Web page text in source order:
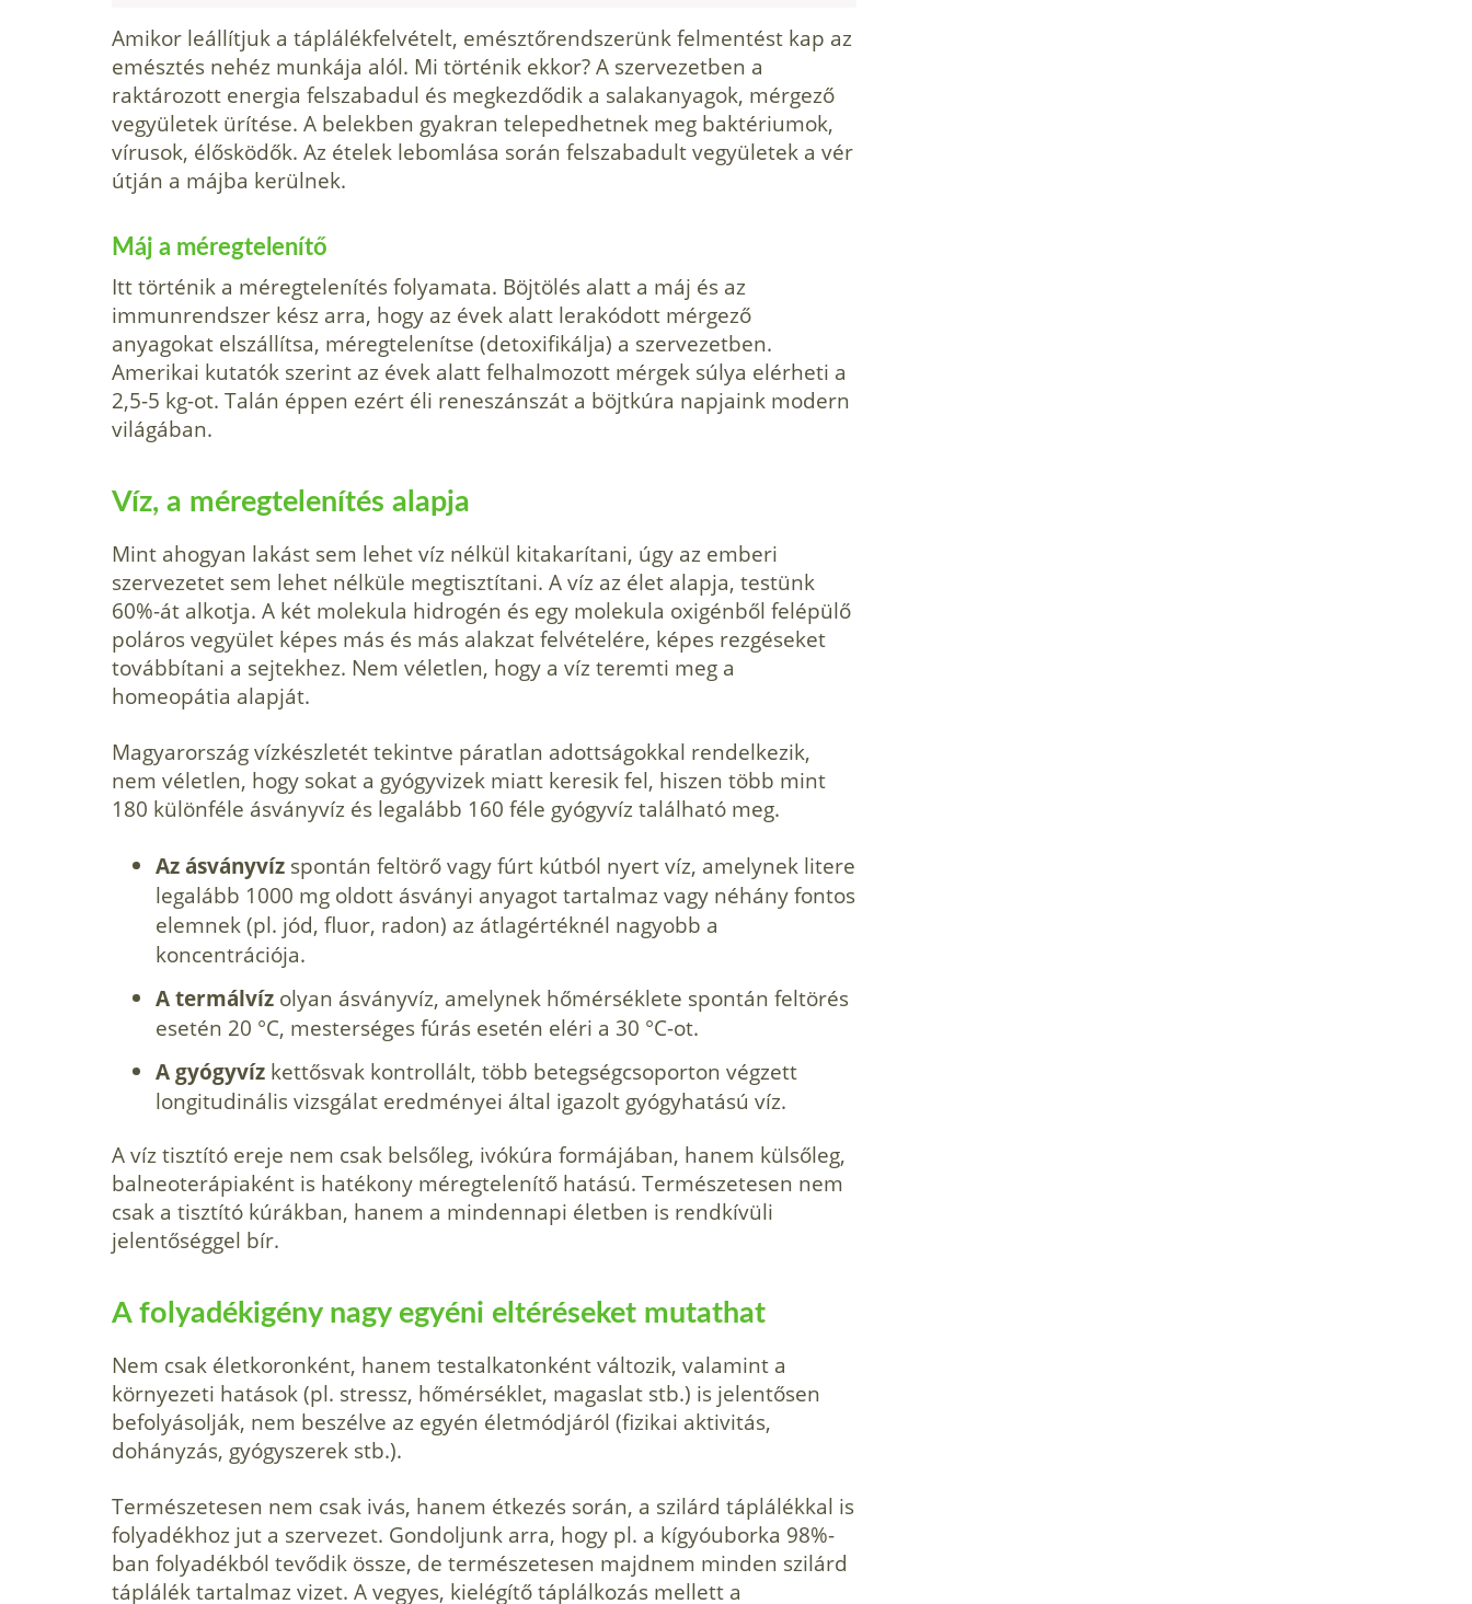
Amikor leállítjuk a táplálékfelvételt, emésztőrendszerünk felmentést kap az
emésztés nehéz munkája alól. Mi történik ekkor? A szervezetben a
raktározott energia felszabadul és megkezdődik a salakanyagok, mérgező
vegyületek ürítése. A belekben gyakran telepedhetnek meg baktériumok,
vírusok, élősködők. Az ételek lebomlása során felszabadult vegyületek a vér
útján a májba kerülnek.
Máj a méregtelenítő
Itt történik a méregtelenítés folyamata. Böjtölés alatt a máj és az
immunrendszer kész arra, hogy az évek alatt lerakódott mérgező
anyagokat elszállítsa, méregtelenítse (detoxifikálja) a szervezetben.
Amerikai kutatók szerint az évek alatt felhalmozott mérgek súlya elérheti a
2,5-5 kg-ot. Talán éppen ezért éli reneszánszát a böjtkúra napjaink modern
világában.
Víz, a méregtelenítés alapja
Mint ahogyan lakást sem lehet víz nélkül kitakarítani, úgy az emberi
szervezetet sem lehet nélküle megtisztítani. A víz az élet alapja, testünk
60%-át alkotja. A két molekula hidrogén és egy molekula oxigénből felépülő
poláros vegyület képes más és más alakzat felvételére, képes rezgéseket
továbbítani a sejtekhez. Nem véletlen, hogy a víz teremti meg a
homeopátia alapját.
Magyarország vízkészletét tekintve páratlan adottságokkal ren­delkezik,
nem véletlen, hogy sokat a gyógyvizek miatt keresik fel, hiszen több mint
180 különféle ásványvíz és legalább 160 féle gyógyvíz található meg.
Azásványvíz spontán feltörő vagy fúrt kútból nyert víz, amelynek litere
legalább 1000 mg oldott ásványi anyagot tar­talmaz vagy néhány fontos
elemnek (pl. jód, fluor, radon) az átlagértéknél nagyobb a
koncentrációja.
Atermálvíz olyan ásványvíz, amelynek hőmérséklete spontán feltörés
esetén 20 °C, mesterséges fúrás esetén eléri a 30 °C-ot.
A gyógyvíz kettősvak kontrollált, több betegségcsoporton végzett
longitudinális vizsgálat eredményei által igazolt gyógy­hatású víz.
A víz tisztító ereje nem csak belsőleg, ivókúra formájában, hanem külsőleg,
balneoterápiaként is hatékony méregtelenítő hatású. Termé­szetesen nem
csak a tisztító kúrákban, hanem a mindennapi életben is rendkívüli
jelentőséggel bír.
A folyadékigény nagy egyéni eltéréseket mutathat
Nem csak életkoronként, hanem testalkatonként változik, vala­mint a
környezeti hatások (pl. stressz, hőmérséklet, magaslat stb.) is jelentősen
befolyásolják, nem beszélve az egyén életmódjáról (fizikai aktivitás,
dohányzás, gyógyszerek stb.).
Természetesen nem csak ivás, hanem étkezés során, a szilárd táplá­lékkal is
folyadékhoz jut a szervezet. Gondoljunk arra, hogy pl. a kígyó­uborka 98%-
ban folyadékból tevődik össze, de természetesen majdnem minden szilárd
táplálék tartalmaz vizet. A vegyes, kielégítő táplálkozás mellett a